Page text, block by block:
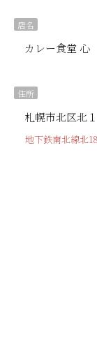
店名
カレー食堂 心
住所
札幌市北区北
地下鉄南北線北